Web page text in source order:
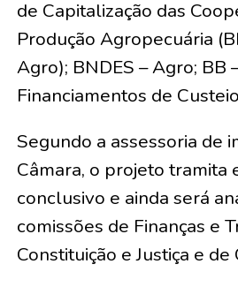
de Capitalização das
Produção Agropecuária
Agro); BNDES – Agro; BB
Financiamentos de
Segundo a assessoria de
Câmara, o projeto tramita
conclusivo e ainda será
comissões de Finanças e
Constituição e Justiça e de